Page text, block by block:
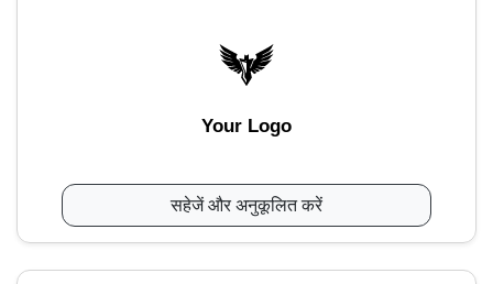
Your Logo
सहेजें और अनुकूलित करें